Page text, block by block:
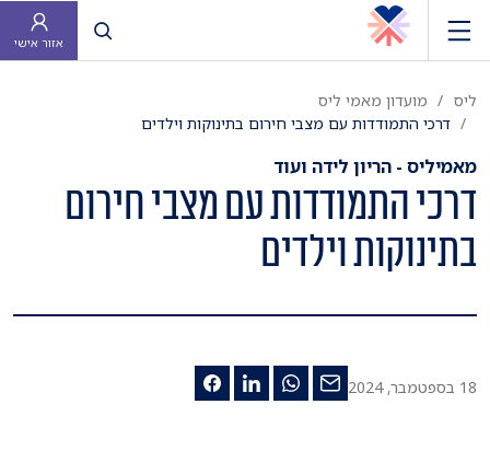
פתח חיפוש
אזור אישי
ליס
מועדון מאמי ליס
דרכי התמודדות עם מצבי חירום בתינוקות וילדים
מאמיליס - הריון לידה ועוד
דרכי התמודדות עם מצבי חירום
בתינוקות וילדים
18 בספטמבר, 2024